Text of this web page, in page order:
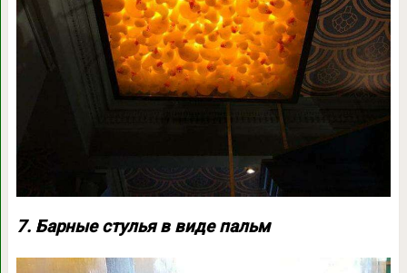
7. Барные стулья в виде пальм